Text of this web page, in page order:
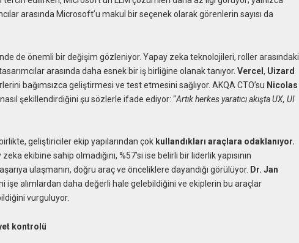
arasında Microsoft’u makul bir seçenek olarak görenlerin sayısı da
de önemli bir değişim gözleniyor. Yapay zeka teknolojileri, roller arasındaki
arasında daha esnek bir iş birliğine olanak tanıyor. Vercel, Uizard
bağımsızca geliştirmesi ve test etmesini sağlıyor. AKQA CTO’su Nicolas
şekillendirdiğini şu sözlerle ifade ediyor: “Artık herkes yaratıcı akışta UX, UI
geliştiriciler ekip yapılarından çok kullandıkları araçlara odaklanıyor.
ekibine sahip olmadığını, %57’si ise belirli bir liderlik yapısının
ulaşmanın, doğru araç ve önceliklere dayandığı görülüyor. Dr. Jan
işe alımlardan daha değerli hale gelebildiğini ve ekiplerin bu araçlar
vurguluyor.
kontrolü